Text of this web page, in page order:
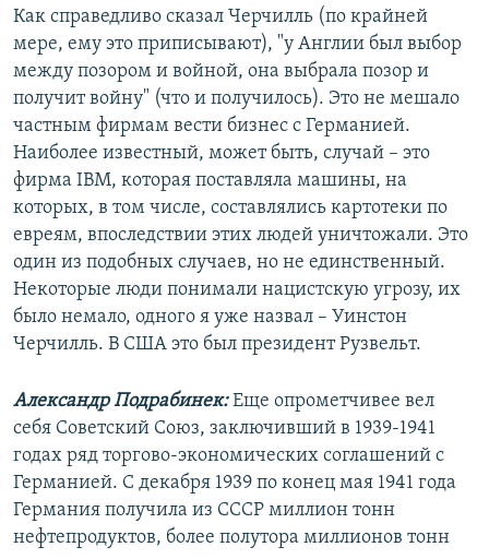
Как справедливо сказал Черчилль (по крайней
мере, ему это приписывают), "у Англии был выбор
между позором и войной, она выбрала позор и
получит войну" (что и получилось). Это не мешало
частным фирмам вести бизнес с Германией.
Наиболее известный, может быть, случай – это
фирма IBM, которая поставляла машины, на
которых, в том числе, составлялись картотеки по
евреям, впоследствии этих людей уничтожали. Это
один из подобных случаев, но не единственный.
Некоторые люди понимали нацистскую угрозу, их
было немало, одного я уже назвал – Уинстон
Черчилль. В США это был президент Рузвельт.
Александр Подрабинек:Еще опрометчивее вел
себя Советский Союз, заключивший в 1939-1941
годах ряд торгово-экономических соглашений с
Германией. С декабря 1939 по конец мая 1941 года
Германия получила из СССР миллион тонн
нефтепродуктов, более полутора миллионов тонн